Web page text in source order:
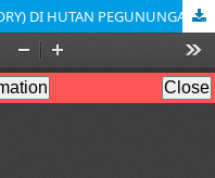
BURUNG STRATA BAWAH (UNDESTORY) DI HUTAN PEGUNUNGAN TAMAN NASIONAL KERINCI SEBLAT (TNKS) KERINCI JAMBI